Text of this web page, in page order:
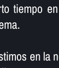
tiempo
en la